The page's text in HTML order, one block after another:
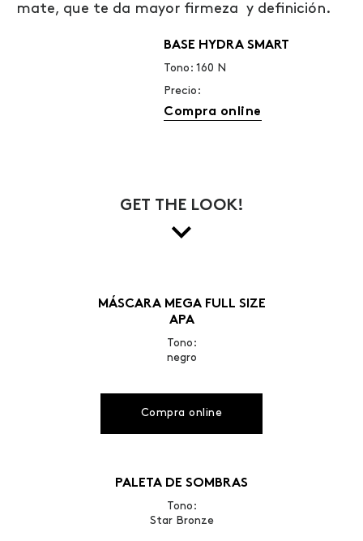
mate, que te da mayor firmeza y definición.
BASE HYDRA SMART
Tono: 160 N
Precio:
Compra online
GET THE LOOK!
MÁSCARA MEGA FULL SIZE
APA
Tono:
negro
Compra online
PALETA DE SOMBRAS
Tono:
Star Bronze